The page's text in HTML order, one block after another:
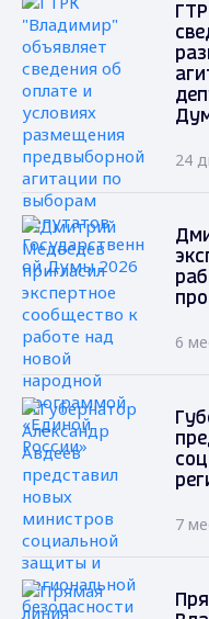
24
6
7